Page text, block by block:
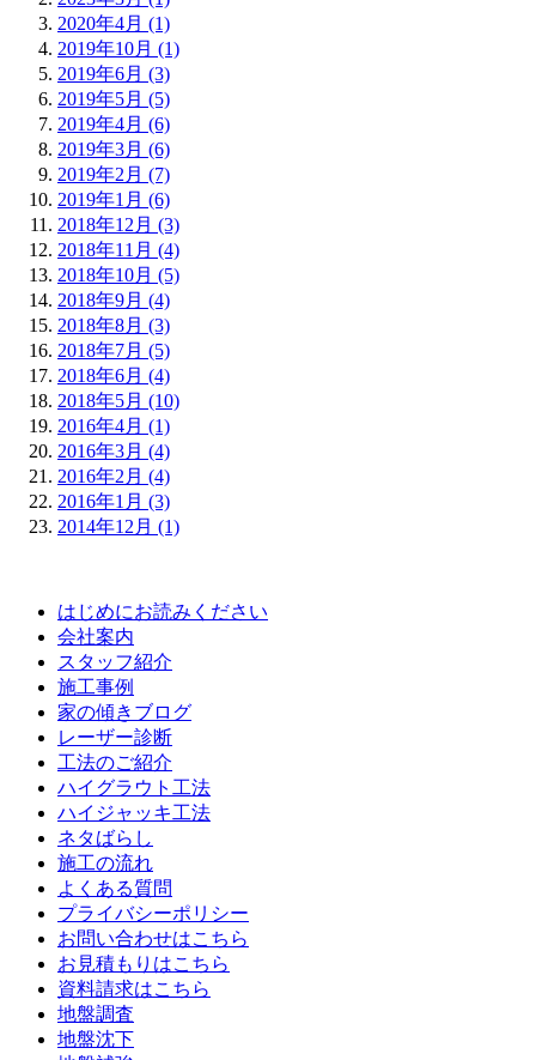
2020年4月 (1)
2019年10月 (1)
2019年6月 (3)
2019年5月 (5)
2019年4月 (6)
2019年3月 (6)
2019年2月 (7)
2019年1月 (6)
2018年12月 (3)
2018年11月 (4)
2018年10月 (5)
2018年9月 (4)
2018年8月 (3)
2018年7月 (5)
2018年6月 (4)
2018年5月 (10)
2016年4月 (1)
2016年3月 (4)
2016年2月 (4)
2016年1月 (3)
2014年12月 (1)
はじめにお読みください
会社案内
スタッフ紹介
施工事例
家の傾きブログ
レーザー診断
工法のご紹介
ハイグラウト工法
ハイジャッキ工法
ネタばらし
施工の流れ
よくある質問
プライバシーポリシー
お問い合わせはこちら
お見積もりはこちら
資料請求はこちら
地盤調査
地盤沈下